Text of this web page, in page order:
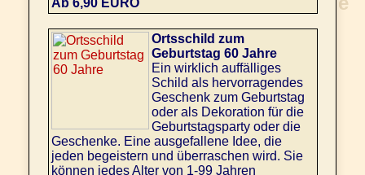
Ab 6,90 EURO
Ortsschild zum
Geburtstag 60 Jahre
Ein wirklich auffälliges
Schild als hervorragendes
Geschenk zum Geburtstag
oder als Dekoration für die
Geburtstagsparty oder die
Geschenke. Eine ausgefallene Idee, die
jeden begeistern und überraschen wird. Sie
können jedes Alter von 1-99 Jahren